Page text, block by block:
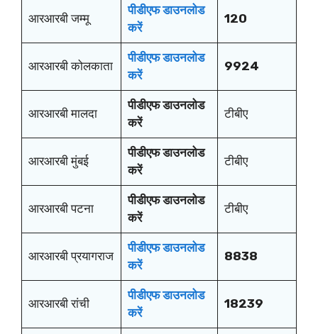
आरआरबी जम्मू
पीडीएफ डाउनलोड
करें
120
आरआरबी कोलकाता
पीडीएफ डाउनलोड
करें
9924
आरआरबी मालदा
पीडीएफ डाउनलोड
करें
टीबीए
आरआरबी मुंबई
पीडीएफ डाउनलोड
करें
टीबीए
आरआरबी पटना
पीडीएफ डाउनलोड
करें
टीबीए
आरआरबी प्रयागराज
पीडीएफ डाउनलोड
करें
8838
आरआरबी रांची
पीडीएफ डाउनलोड
करें
18239